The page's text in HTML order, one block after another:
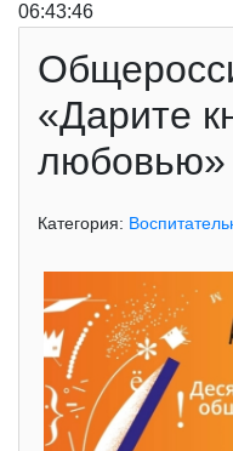
06:43:46
«Дарите
любовью»
Категория: